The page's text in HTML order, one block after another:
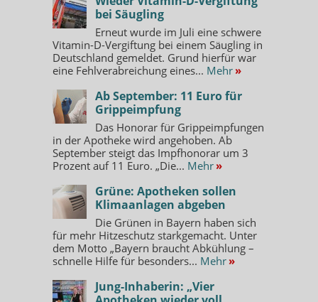
bei Säugling
Erneut wurde im Juli eine schwere
Vitamin-D-Vergiftung bei einem Säugling in
Deutschland gemeldet. Grund hierfür war
eine Fehlverabreichung eines... Mehr »
Ab September: 11 Euro für
Grippeimpfung
Das Honorar für Grippeimpfungen
in der Apotheke wird angehoben. Ab
September steigt das Impfhonorar um 3
Prozent auf 11 Euro. „Die... Mehr »
Grüne: Apotheken sollen
Klimaanlagen abgeben
Die Grünen in Bayern haben sich
für mehr Hitzeschutz starkgemacht. Unter
dem Motto „Bayern braucht Abkühlung –
schnelle Hilfe für besonders... Mehr »
Jung-Inhaberin: „Vier